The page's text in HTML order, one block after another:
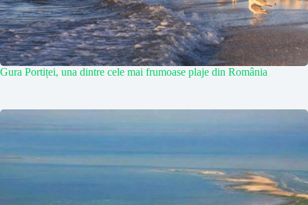
Gura Portiței, una dintre cele mai frumoase plaje din România